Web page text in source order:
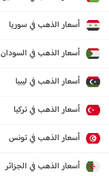
أسعار الذهب في سوريا
أسعار الذهب في السودان
أسعار الذهب في ليبيا
أسعار الذهب في تركيا
أسعار الذهب في تونس
أسعار الذهب في الجزائر